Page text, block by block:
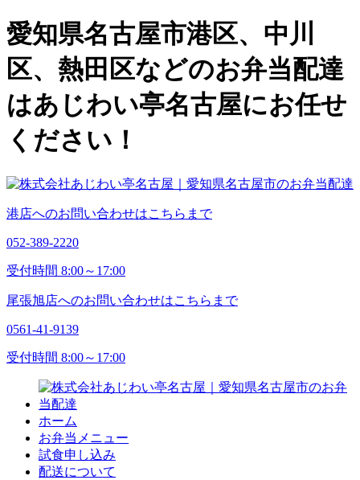
愛知県名古屋市港区、中川
区、熱田区などのお弁当配達
はあじわい亭名古屋にお任せ
ください！
港店へのお問い合わせはこちらまで
052-389-2220
受付時間 8:00～17:00
尾張旭店へのお問い合わせはこちらまで
0561-41-9139
受付時間 8:00～17:00
ホーム
お弁当メニュー
試食申し込み
配送について